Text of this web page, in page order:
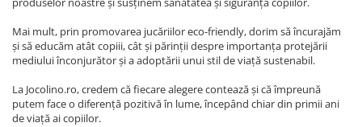
Mai mult, prin promovarea jucăriilor eco-friendly, dorim să încurajăm
și să educăm atât copiii, cât și părinții despre importanța protejării
mediului înconjurător și a adoptării unui stil de viață sustenabil.
La Jocolino.ro, credem că fiecare alegere contează și că împreună
putem face o diferență pozitivă în lume, începând chiar din primii ani
de viață ai copiilor.